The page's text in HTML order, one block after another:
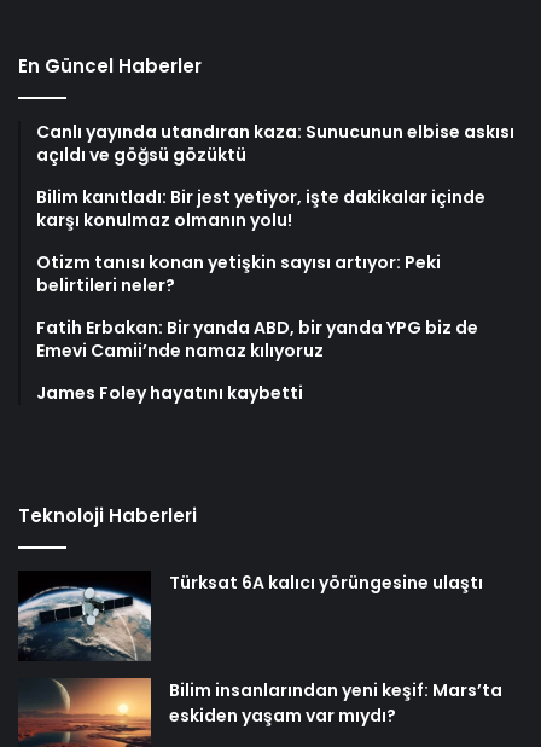
En Güncel Haberler
Canlı yayında utandıran kaza: Sunucunun elbise askısı
açıldı ve göğsü gözüktü
Bilim kanıtladı: Bir jest yetiyor, işte dakikalar içinde
karşı konulmaz olmanın yolu!
Otizm tanısı konan yetişkin sayısı artıyor: Peki
belirtileri neler?
Fatih Erbakan: Bir yanda ABD, bir yanda YPG biz de
Emevi Camii’nde namaz kılıyoruz
James Foley hayatını kaybetti
Teknoloji Haberleri
Türksat 6A kalıcı yörüngesine ulaştı
Bilim insanlarından yeni keşif: Mars’ta
eskiden yaşam var mıydı?